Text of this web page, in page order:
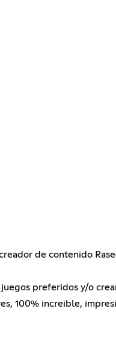
de contenido
preferidos y/o
100% increible,